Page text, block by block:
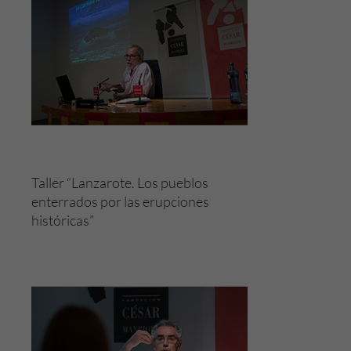
Taller “Lanzarote. Los pueblos
enterrados por las erupciones
históricas”